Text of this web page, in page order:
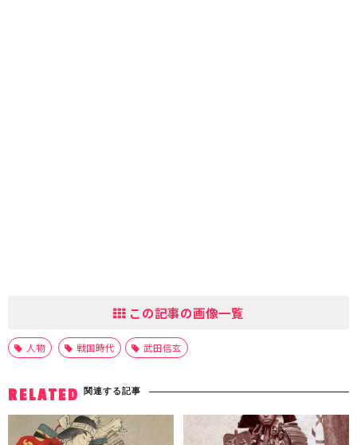
この記事の画像一覧
人物 戦国時代 武田信玄
RELATED 関連する記事